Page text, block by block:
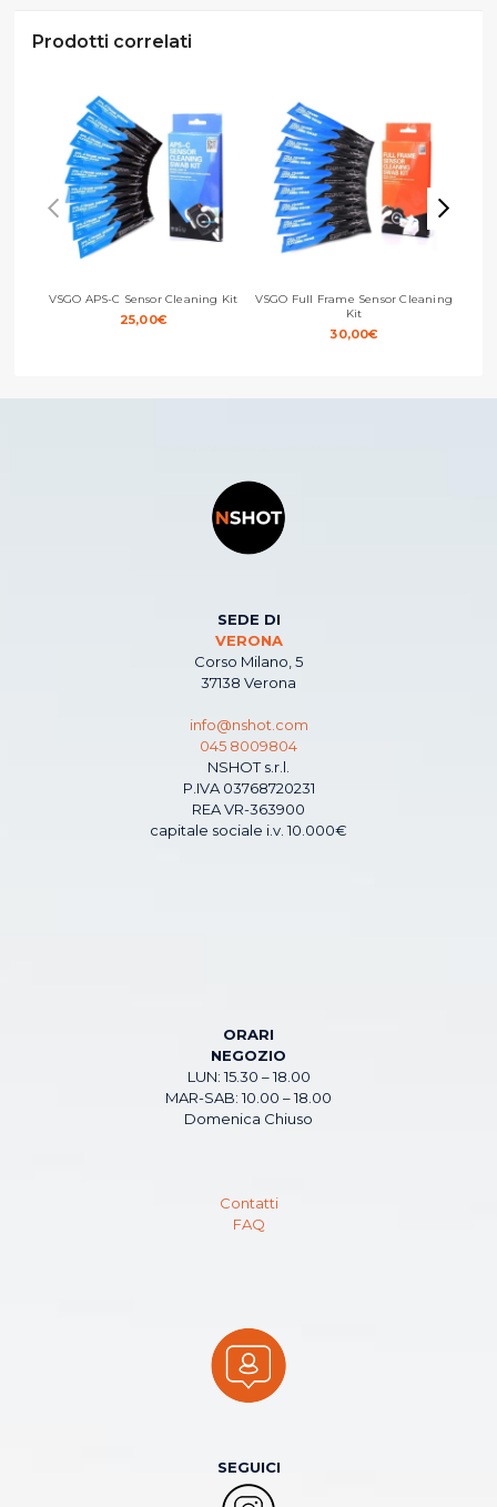
Prodotti correlati
VSGO APS-C Sensor Cleaning Kit
25,00€
VSGO Full Frame Sensor Cleaning
Kit
30,00€
SEDE DI
VERONA
Corso Milano, 5
37138 Verona
info@nshot.com
045 8009804
NSHOT s.r.l.
P.IVA 03768720231
REA VR-363900
capitale sociale i.v. 10.000€
ORARI
NEGOZIO
LUN: 15.30 – 18.00
MAR-SAB: 10.00 – 18.00
Domenica Chiuso
Contatti
FAQ
SEGUICI